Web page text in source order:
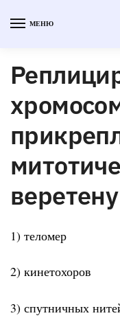
МЕНЮ
1) теломер
2) кинетохоров
3) спутничных